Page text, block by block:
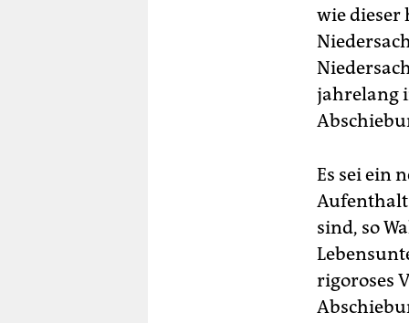
wie dieser
jahrelang
Es sei ein
sind, so
rigoroses